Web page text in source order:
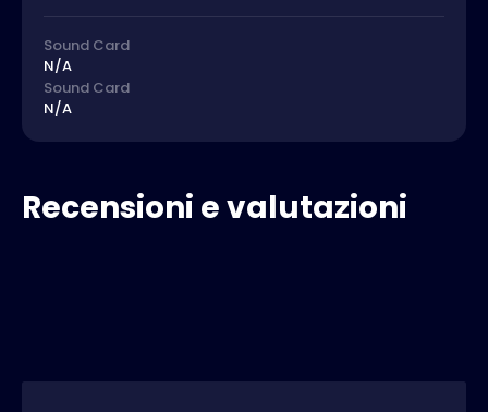
Sound Card
N/A
Sound Card
N/A
Recensioni e valutazioni